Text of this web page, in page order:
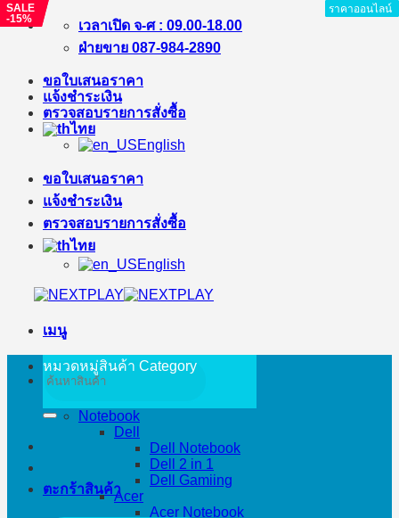
ข้าม
เนื้อหา
เวลาเปิด จ-ศ : 09.00-18.00
ฝ่ายขาย 087-984-2890
ขอใบเสนอราคา
แจ้งชำระเงิน
ตรวจสอบรายการสั่งซื้อ
ไทย
English
ขอใบเสนอราคา
แจ้งชำระเงิน
ตรวจสอบรายการสั่งซื้อ
ไทย
English
เมนู
ค้นหา:
ตะกร้าสินค้า
หมวดหมู่สินค้า Category
Notebook
Dell
Dell Notebook
Dell 2 in 1
Dell Gamiing
Acer
Acer Notebook
ราคาออนไลน์
SALE
-15%
ราคาออนไลน์
ราคาออนไลน์
ราคาออนไลน์
ราคาออนไลน์
ราคาออนไลน์
ราคาออนไลน์
SALE
-22%
ราคาออนไลน์
ราคาออนไลน์